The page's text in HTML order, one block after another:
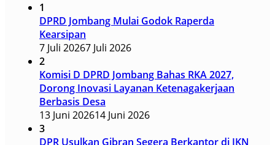
1
DPRD Jombang Mulai Godok Raperda
Kearsipan
7 Juli 20267 Juli 2026
2
Komisi D DPRD Jombang Bahas RKA 2027,
Dorong Inovasi Layanan Ketenagakerjaan
Berbasis Desa
13 Juni 202614 Juni 2026
3
DPR Usulkan Gibran Segera Berkantor di IKN